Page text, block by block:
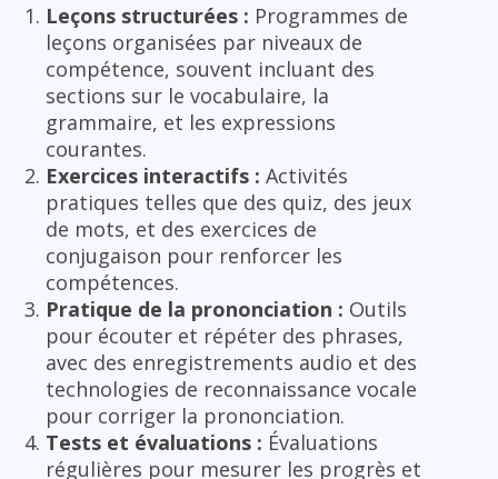
Leçons structurées : Programmes de
leçons organisées par niveaux de
compétence, souvent incluant des
sections sur le vocabulaire, la
grammaire, et les expressions
courantes.
Exercices interactifs : Activités
pratiques telles que des quiz, des jeux
de mots, et des exercices de
conjugaison pour renforcer les
compétences.
Pratique de la prononciation : Outils
pour écouter et répéter des phrases,
avec des enregistrements audio et des
technologies de reconnaissance vocale
pour corriger la prononciation.
Tests et évaluations : Évaluations
régulières pour mesurer les progrès et